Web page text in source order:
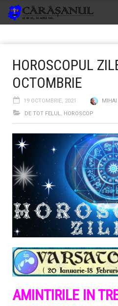
HOROSCOPUL
OCTOMBRIE
19 OCTOMBRIE, 2021
MIHAI
DE TOT FELUL, HOROSCOP
AMINTIRILE IN